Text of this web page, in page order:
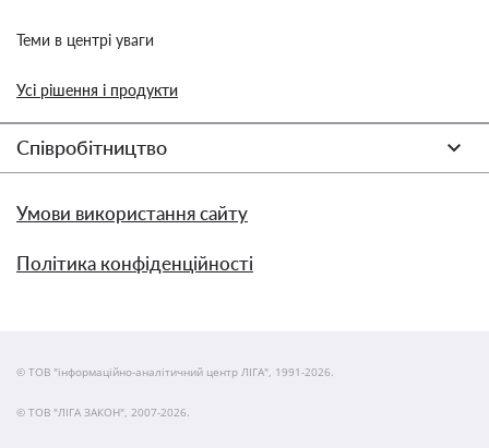
Теми в центрі уваги
Усі рішення і продукти
Співробітництво
Умови використання сайту
Політика конфіденційності
© ТОВ "інформаційно-аналітичний центр ЛІГА", 1991-2026.
© ТОВ "ЛІГА ЗАКОН", 2007-2026.